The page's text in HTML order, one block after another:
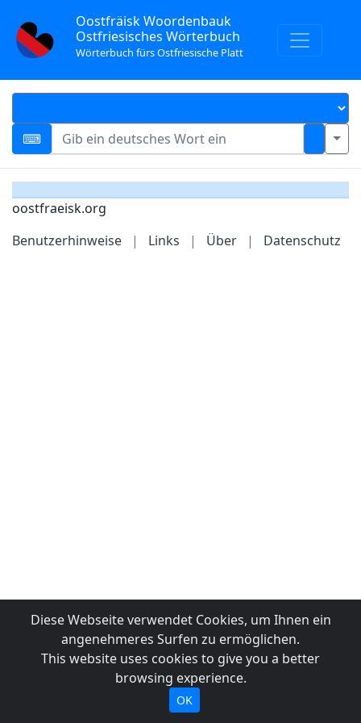
Oostfräisk Woordenbauk
Ostfriesisches Wörterbuch
Wörterbuch fürs Ostfriesische Platt
oostfraeisk.org
Benutzerhinweise
| Links | Über | Datenschutz
Diese Webseite verwendet Cookies, um Ihnen ein
angenehmeres Surfen zu ermöglichen.
This website uses cookies to give you a better
browsing experience.
OK